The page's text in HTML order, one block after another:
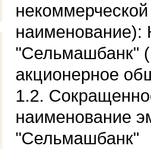
наименование):
"Сельмашбанк"
акционерное
1.2.
наименование
"Сельмашбанк"